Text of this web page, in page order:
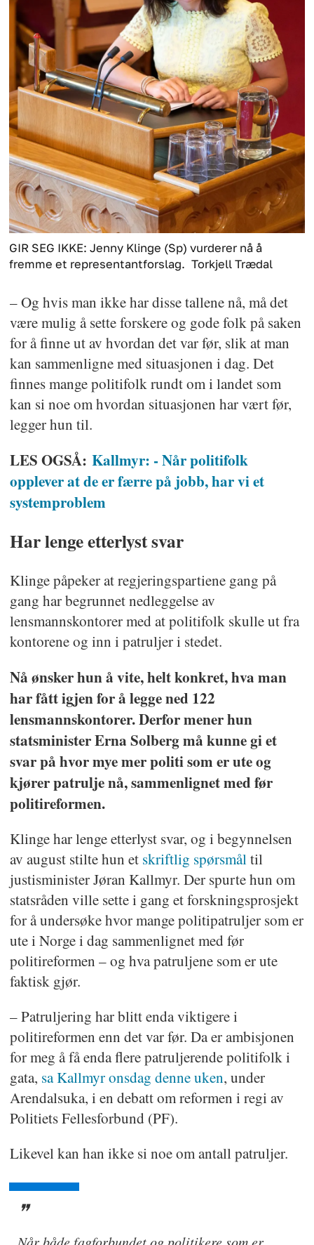
GIR SEG IKKE: Jenny Klinge (Sp) vurderer nå å
fremme et representantforslag. Torkjell Trædal
– Og hvis man ikke har disse tallene nå, må det
være mulig å sette forskere og gode folk på saken
for å finne ut av hvordan det var før, slik at man
kan sammenligne med situasjonen i dag. Det
finnes mange politifolk rundt om i landet som
kan si noe om hvordan situasjonen har vært før,
legger hun til.
LES OGSÅ: Kallmyr: - Når politifolk
opplever at de er færre på jobb, har vi et
systemproblem
Har lenge etterlyst svar
Klinge påpeker at regjeringspartiene gang på
gang har begrunnet nedleggelse av
lensmannskontorer med at politifolk skulle ut fra
kontorene og inn i patruljer i stedet.
Nå ønsker hun å vite, helt konkret, hva man
har fått igjen for å legge ned 122
lensmannskontorer. Derfor mener hun
statsminister Erna Solberg må kunne gi et
svar på hvor mye mer politi som er ute og
kjører patrulje nå, sammenlignet med før
politireformen.
Klinge har lenge etterlyst svar, og i begynnelsen
av august stilte hun et skriftlig spørsmåltil
justisminister Jøran Kallmyr. Der spurte hun om
statsråden ville sette i gang et forskningsprosjekt
for å undersøke hvor mange politipatruljer som er
ute i Norge i dag sammenlignet med før
politireformen – og hva patruljene som er ute
faktisk gjør.
– Patruljering har blitt enda viktigere i
politireformen enn det var før. Da er ambisjonen
for meg å få enda flere patruljerende politifolk i
gata, sa Kallmyr onsdag denne uken, under
Arendalsuka, i en debatt om reformen i regi av
Politiets Fellesforbund (PF).
Likevel kan han ikke si noe om antall patruljer.